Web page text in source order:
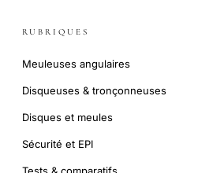
RUBRIQUES
Meuleuses angulaires
Disqueuses & tronçonneuses
Disques et meules
Sécurité et EPI
Tests & comparatifs